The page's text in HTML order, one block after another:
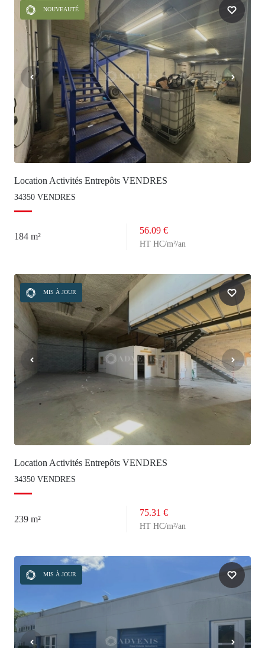
NOUVEAUTÉ
Location Activités Entrepôts VENDRES
34350 VENDRES
184 m²
56.09 €
HT HC/m²/an
MIS À JOUR
Location Activités Entrepôts VENDRES
34350 VENDRES
239 m²
75.31 €
HT HC/m²/an
MIS À JOUR